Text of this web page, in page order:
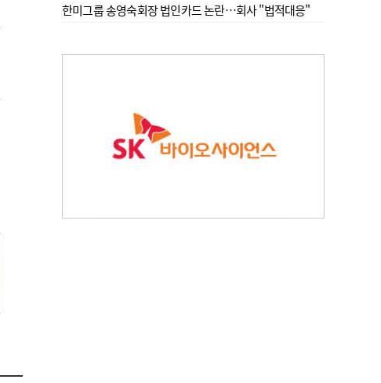
한미그룹 송영숙회장 법인카드 논란…회사 "법적대응"